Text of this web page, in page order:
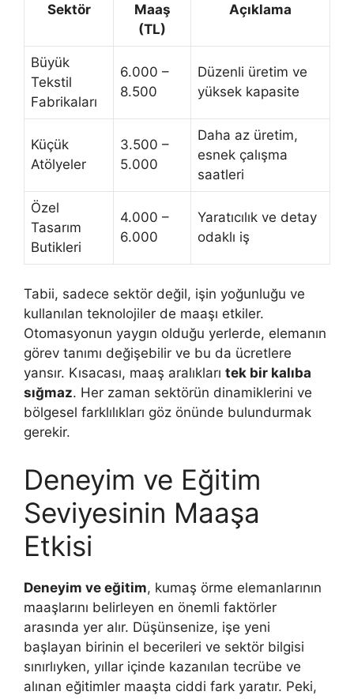
Sektör
Maaş
(TL)
Açıklama
Büyük
Tekstil
Fabrikaları
6.000 –
8.500
Düzenli üretim ve
yüksek kapasite
Küçük
Atölyeler
3.500 –
5.000
Daha az üretim,
esnek çalışma
saatleri
Özel
Tasarım
Butikleri
4.000 –
6.000
Yaratıcılık ve detay
odaklı iş
Tabii, sadece sektör değil, işin yoğunluğu ve
kullanılan teknolojiler de maaşı etkiler.
Otomasyonun yaygın olduğu yerlerde, elemanın
görev tanımı değişebilir ve bu da ücretlere
yansır. Kısacası, maaş aralıkları tek bir kalıba
sığmaz. Her zaman sektörün dinamiklerini ve
bölgesel farklılıkları göz önünde bulundurmak
gerekir.
Deneyim ve Eğitim
Seviyesinin Maaşa
Etkisi
Deneyim ve eğitim, kumaş örme elemanlarının
maaşlarını belirleyen en önemli faktörler
arasında yer alır. Düşünsenize, işe yeni
başlayan birinin el becerileri ve sektör bilgisi
sınırlıyken, yıllar içinde kazanılan tecrübe ve
alınan eğitimler maaşta ciddi fark yaratır. Peki,